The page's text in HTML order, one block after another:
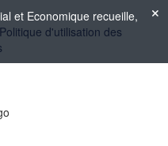
et Economique recueille,
Politique d'utilisation des